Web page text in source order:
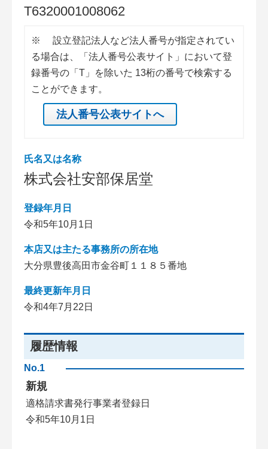
T6320001008062
※
設立登記法人など法人番号が指定されてい
る場合は、「法人番号公表サイト」において登
録番号の「T」を除いた 13桁の番号で検索する
ことができます。
法人番号公表サイトへ
氏名又は名称
株式会社安部保居堂
登録年月日
令和5年10月1日
本店又は主たる事務所の所在地
大分県豊後高田市金谷町１１８５番地
最終更新年月日
令和4年7月22日
履歴情報
No.1
新規
適格請求書発行事業者登録日
令和5年10月1日